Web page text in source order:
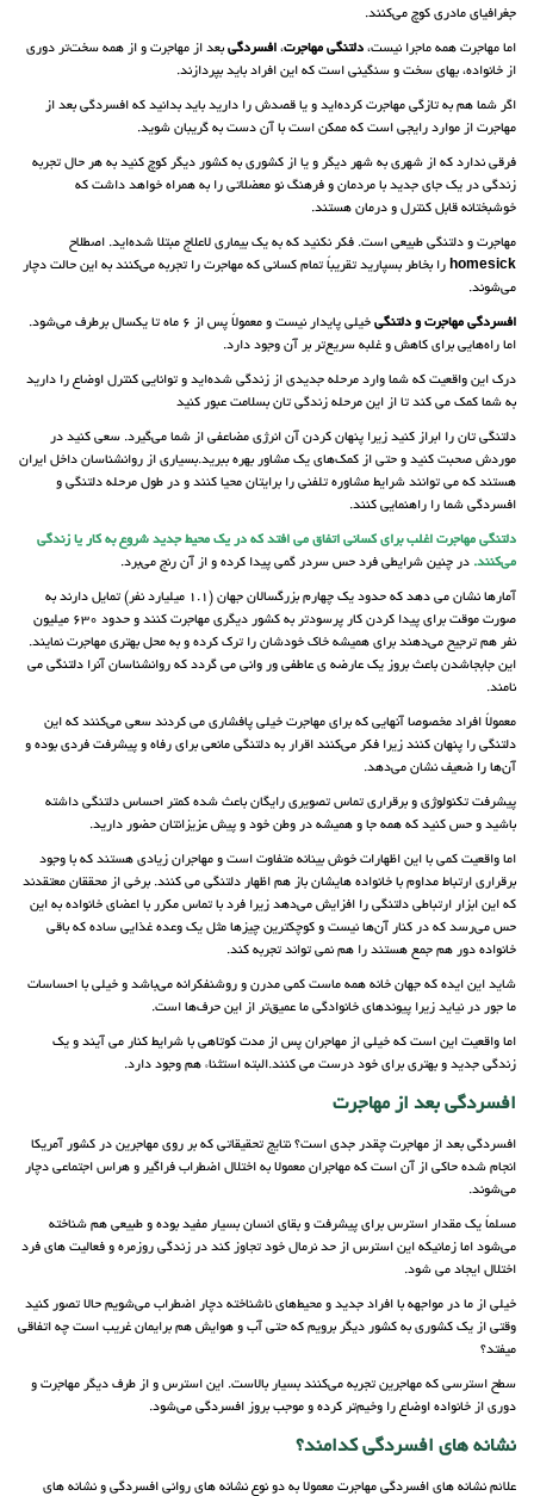
جغرافیای مادری کوچ می‌کنند.
اما مهاجرت همه ماجرا نیست، دلتنگی مهاجرت، افسردگی بعد از مهاجرت و از همه سخت‌تر دوری
از خانواده، بهای سخت و سنگینی است که این افراد باید بپردازند.
اگر شما هم به تازگی مهاجرت کرده‌اید و یا قصدش را دارید باید بدانید که افسردگی بعد از
مهاجرت از موارد رایجی است که ممکن است با آن دست به گریبان شوید.
فرقی ندارد که از شهری به شهر دیگر و یا از کشوری به کشور دیگر کوچ کنید به هر حال تجربه
زندگی در یک جای جدید با مردمان و فرهنگ نو معضلاتی را به همراه خواهد داشت که
خوشبختانه قابل کنترل و درمان هستند.
مهاجرت و دلتنگی طبیعی است. فکر نکنید که به یک بیماری لاعلاج مبتلا شده‌اید. اصطلاح
homesick را بخاطر بسپارید تقریباً تمام کسانی که مهاجرت را تجربه می‌کنند به این حالت دچار
می‌شوند.
افسردگی مهاجرت و دلتنگی
خیلی پایدار نیست و معمولاً پس از 6 ماه تا یکسال برطرف می‌شود.
اما راه‌هایی برای کاهش و غلبه سریع‌تر بر آن وجود دارد.
درک این واقعیت که شما وارد مرحله جدیدی از زندگی شده‌اید و توانایی کنترل اوضاع را دارید
به شما کمک می کند تا از این مرحله زندگی تان بسلامت عبور کنید
دلتنگی تان را ابراز کنید زیرا پنهان کردن آن انرژی مضاعفی از شما می‌گیرد. سعی کنید در
موردش صحبت کنید و حتی از کمک‌های یک مشاور بهره ببرید.بسیاری از روانشناسان داخل ایران
هستند که می توانند شرایط مشاوره تلفنی را برایتان محیا کنند و در طول مرحله دلتنگی و
افسردگی شما را راهنمایی کنند.
دلتنگی مهاجرت اغلب برای کسانی اتفاق می افتد که در یک محیط جدید شروع به کار یا زندگی
می‌کنند. در چنین شرایطی فرد حس سردر گمی پیدا کرده و از آن رنج می‌برد.
آمارها نشان می دهد که حدود یک چهارم بزرگسالان جهان (1.1 میلیارد نفر) تمایل دارند به
صورت موقت برای پیدا کردن کار پرسودتر به کشور دیگری مهاجرت کنند و حدود 630 میلیون
نفر هم ترجیح می‌دهند برای همیشه خاک خودشان را ترک کرده و به محل بهتری مهاجرت نمایند.
این جابجاشدن باعث بروز یک عارضه ی عاطفی ور وانی می گردد که روانشناسان آنرا دلتنگی می
نامند.
معمولاً افراد مخصوصا آنهایی که برای مهاجرت خیلی پافشاری می کردند سعی می‌کنند که این
دلتنگی را پنهان کنند زیرا فکر می‌کنند اقرار به دلتنگی مانعی برای رفاه و پیشرفت فردی بوده و
آن‌ها را ضعیف نشان می‌دهد.
پیشرفت تکنولوژی و برقراری تماس تصویری رایگان باعث شده کمتر احساس دلتنگی داشته
باشید و حس کنید که همه جا و همیشه در وطن خود و پیش عزیزانتان حضور دارید.
اما واقعیت کمی با این اظهارات خوش بینانه متفاوت است و مهاجران زیادی هستند که با وجود
برقراری ارتباط مداوم با خانواده هایشان باز هم اظهار دلتنگی می کنند. برخی از محققان معتقدند
که این ابزار ارتباطی دلتنگی را افزایش می‌دهد زیرا فرد با تماس مکرر با اعضای خانواده به این
حس می‌رسد که در کنار آن‌ها نیست و کوچکترین چیزها مثل یک وعده غذایی ساده که باقی
خانواده دور هم جمع هستند را هم نمی تواند تجربه کند.
شاید این ایده که جهان خانه همه ماست کمی مدرن و روشنفکرانه می‌باشد و خیلی با احساسات
ما جور در نیاید زیرا پیوندهای خانوادگی ما عمیق‌تر از این حرف‌ها است.
اما واقعیت این است که خیلی از مهاجران پس از مدت کوتاهی با شرایط کنار می آیند و یک
زندگی جدید و بهتری برای خود درست می کنند.البته استثناء هم وجود دارد.
افسردگی بعد از مهاجرت
افسردگی بعد از مهاجرت چقدر جدی است؟ نتایج تحقیقاتی که بر روی مهاجرین در کشور آمریکا
انجام شده حاکی از آن است که مهاجران معمولا به اختلال اضطراب فراگیر و هراس اجتماعی دچار
می‌شوند.
مسلماً یک مقدار استرس برای پیشرفت و بقای انسان بسیار مفید بوده و طبیعی هم شناخته
می‌شود اما زمانیکه این استرس از حد نرمال خود تجاوز کند در زندگی روزمره و فعالیت های فرد
اختلال ایجاد می شود.
خیلی از ما در مواجهه با افراد جدید و محیط‌های ناشناخته دچار اضطراب می‌شویم حالا تصور کنید
وقتی از یک کشوری به کشور دیگر برویم که حتی آب و هوایش هم برایمان غریب است چه اتفاقی
میفتد؟
سطح استرسی که مهاجرین تجربه می‌کنند بسیار بالاست. این استرس و از طرف دیگر مهاجرت و
دوری از خانواده اوضاع را وخیم‌تر کرده و موجب بروز افسردگی می‌شود.
نشانه های افسردگی کدامند؟
علائم نشانه های افسردگی مهاجرت معمولا به دو نوع نشانه های روانی افسردگی و نشانه های